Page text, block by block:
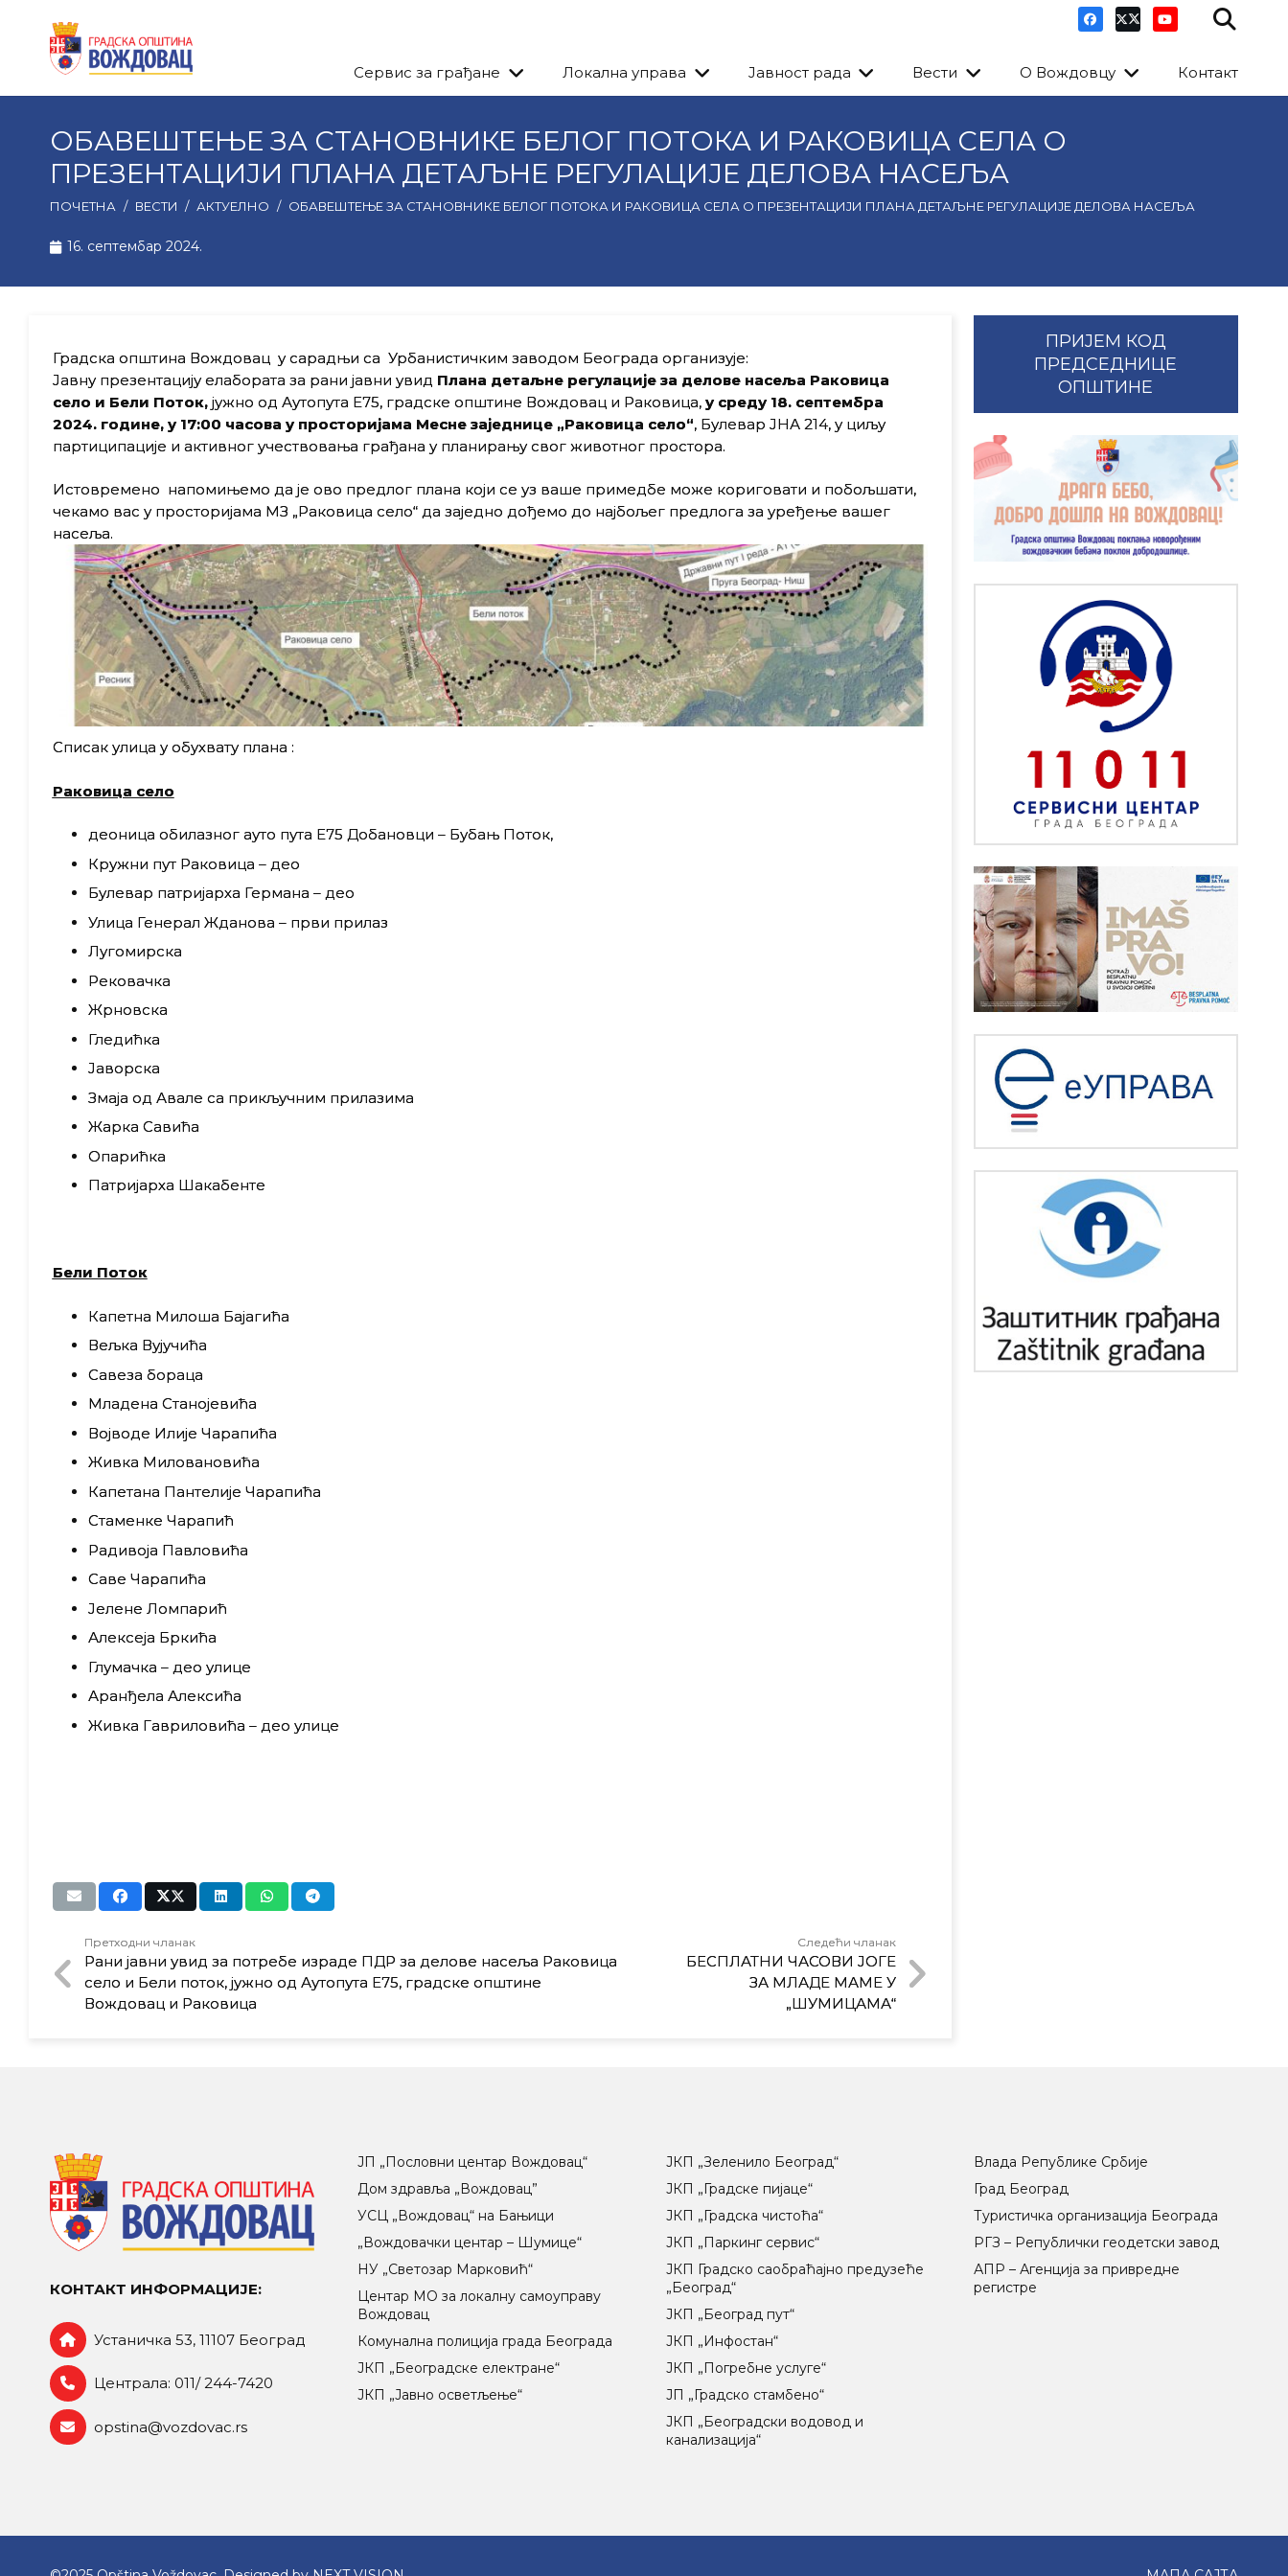
Сервис за грађане Локална управа Јавност рада Вести О Вождовцу Контакт
ОБАВЕШТЕЊЕ ЗА СТАНОВНИКЕ БЕЛОГ ПОТОКА И РАКОВИЦА СЕЛА О
ПРЕЗЕНТАЦИЈИ ПЛАНА ДЕТАЉНЕ РЕГУЛАЦИЈЕ ДЕЛОВА НАСЕЉА
ПОЧЕТНА / ВЕСТИ / АКТУЕЛНО / ОБАВЕШТЕЊЕ ЗА СТАНОВНИКЕ БЕЛОГ ПОТОКА И РАКОВИЦА СЕЛА О ПРЕЗЕНТАЦИЈИ ПЛАНА ДЕТАЉНЕ РЕГУЛАЦИЈЕ ДЕЛОВА НАСЕЉА
16. септембар 2024.
Градска општина Вождовац у сарадњи са Урбанистичким заводом Београда организује:
Јавну презентацију елабората за рани јавни увид Плана детаљне регулације за делове насеља Раковица
село и Бели Поток, јужно од Аутопута Е75, градске општине Вождовац и Раковица, у среду 18. септембра
2024. године, у 17:00 часова у просторијама Месне заједнице „Раковица село“, Булевар ЈНА 214, у циљу
партиципације и активног учествовања грађана у планирању свог животног простора.
Истовремено напомињемо да је ово предлог плана који се уз ваше примедбе може кориговати и побољшати,
чекамо вас у просторијама МЗ „Раковица село“ да заједно дођемо до најбољег предлога за уређење вашег
насеља.
Списак улица у обухвату плана :
Раковица село
деоница обилазног ауто пута Е75 Добановци – Бубањ Поток,
Кружни пут Раковица – део
Булевар патријарха Германа – део
Улица Генерал Жданова – први прилаз
Лугомирска
Рековачка
Жрновска
Гледићка
Јаворска
Змаја од Авале са прикључним прилазима
Жарка Савића
Опарићка
Патријарха Шакабенте
Бели Поток
Капетна Милоша Бајагића
Вељка Вујучића
Савеза бораца
Младена Станојевића
Војводе Илије Чарапића
Живка Миловановића
Капетана Пантелије Чарапића
Стаменке Чарапић
Радивоја Павловића
Саве Чарапића
Јелене Ломпарић
Алексеја Бркића
Глумачка – део улице
Аранђела Алексића
Живка Гавриловића – део улице
Претходни чланак
Рани јавни увид за потребе израде ПДР за делове насеља Раковица
село и Бели поток, јужно од Аутопута Е75, градске општине
Вождовац и Раковица
Следећи чланак
БЕСПЛАТНИ ЧАСОВИ ЈОГЕ
ЗА МЛАДЕ МАМЕ У
„ШУМИЦАМА“
ПРИЈЕМ КОД
ПРЕДСЕДНИЦЕ
ОПШТИНЕ
КОНТАКТ ИНФОРМАЦИЈЕ:
Устаничка 53, 11107 Београд
Централа: 011/ 244-7420
opstina@vozdovac.rs
ЈП „Пословни центар Вождовац“
Дом здравља „Вождовац”
УСЦ „Вождовац“ на Бањици
„Вождовачки центар – Шумице“
НУ „Светозар Марковић“
Центар МO за локалну самоуправу
Вождовац
Комунална полиција града Београда
ЈКП „Београдске електране“
ЈКП „Јавно осветљење“
ЈКП „Зеленило Београд“
ЈКП „Градске пијаце“
ЈКП „Градска чистоћа“
ЈКП „Паркинг сервис“
ЈКП Градско саобраћајно предузеће
„Београд“
ЈКП „Београд пут“
ЈКП „Инфостан“
ЈКП „Погребне услуге“
ЈП „Градско стамбено“
ЈКП „Београдски водовод и
канализација“
Влада Републике Србије
Град Београд
Туристичка организација Београда
РГЗ – Републички геодетски завод
АПР – Агенција за привредне
регистре